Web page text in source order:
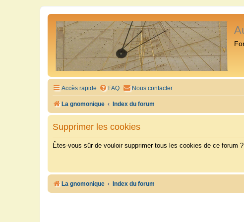
Accès rapide FAQ Nous contacter
La gnomonique Index du forum
Supprimer les cookies
Êtes-vous sûr de vouloir supprimer tous les cookies de ce forum ?
La gnomonique Index du forum